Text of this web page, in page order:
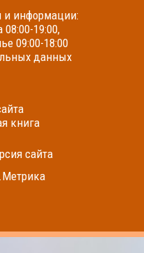
и информации:
19:00,
09:00-18:00
данных
книга
сайта